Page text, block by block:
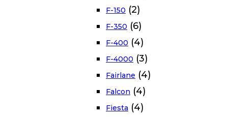
F-150 (2)
F-350 (6)
F-400 (4)
F-4000 (3)
Fairlane (4)
Falcon (4)
Fiesta (4)